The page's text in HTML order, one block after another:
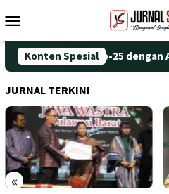
ke
Mobile
Konten Spesial
Peringati HUT ke-25 dengan
JURNAL TERKINI
«